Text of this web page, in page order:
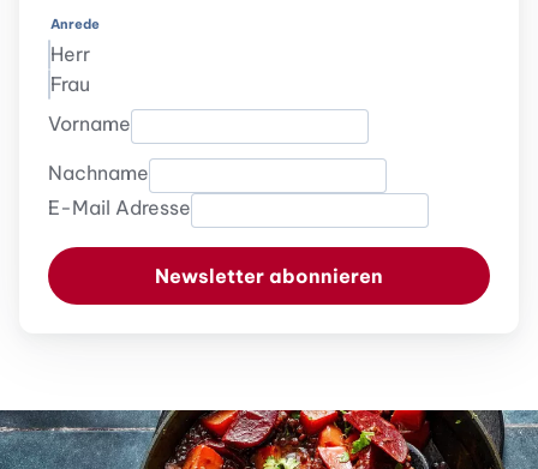
Anrede
Herr
Frau
Vorname
Nachname
E-Mail Adresse
Newsletter abonnieren